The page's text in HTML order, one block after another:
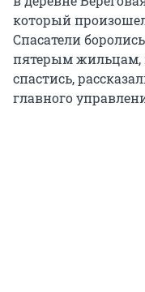
который
Спасатели
пятерым жильцам,
спастись,
главного